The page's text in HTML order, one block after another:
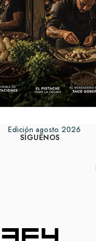
Edición agosto 2026
SÍGUENOS